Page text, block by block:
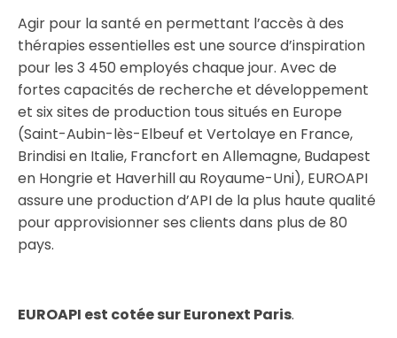
Agir pour la santé en permettant l’accès à des
thérapies essentielles est une source d’inspiration
pour les 3 450 employés chaque jour. Avec de
fortes capacités de recherche et développement
et six sites de production tous situés en Europe
(Saint-Aubin-lès-Elbeuf et Vertolaye en France,
Brindisi en Italie, Francfort en Allemagne, Budapest
en Hongrie et Haverhill au Royaume-Uni), EUROAPI
assure une production d’API de la plus haute qualité
pour approvisionner ses clients dans plus de 80
pays.
EUROAPI est cotée sur Euronext Paris.